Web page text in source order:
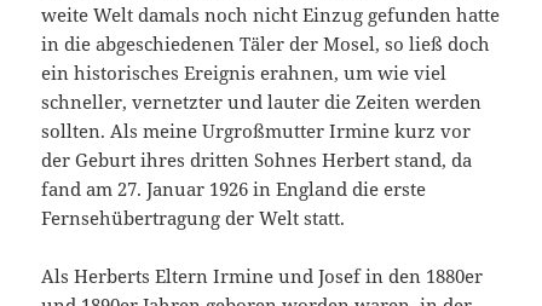
weite Welt damals noch nicht Einzug gefunden hatte
in die abgeschiedenen Täler der Mosel, so ließ doch
ein historisches Ereignis erahnen, um wie viel
schneller, vernetzter und lauter die Zeiten werden
sollten. Als meine Urgroßmutter Irmine kurz vor
der Geburt ihres dritten Sohnes Herbert stand, da
fand am 27. Januar 1926 in England die erste
Fernsehübertragung der Welt statt.
Als Herberts Eltern Irmine und Josef in den 1880er